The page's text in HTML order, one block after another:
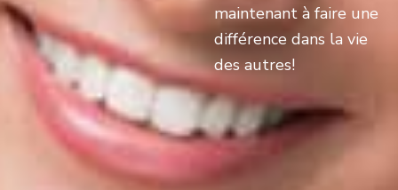
maintenant à faire une
différence dans la vie
des autres!